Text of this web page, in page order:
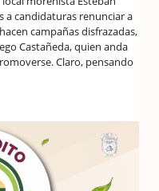
a candidaturas renunciar a
campañas disfrazadas,
Castañeda, quien anda
Claro, pensando